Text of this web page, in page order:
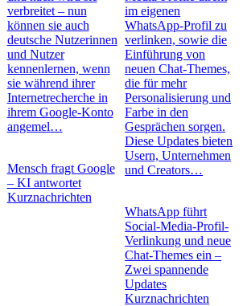
verbreitet – nun
können sie auch
deutsche Nutzerinnen
und Nutzer
kennenlernen, wenn
sie während ihrer
Internetrecherche in
ihrem Google-Konto
angemel…
Mensch fragt Google
– KI antwortet
Kurznachrichten
im eigenen
WhatsApp-Profil zu
verlinken, sowie die
Einführung von
neuen Chat-Themes,
die für mehr
Personalisierung und
Farbe in den
Gesprächen sorgen.
Diese Updates bieten
Usern, Unternehmen
und Creators…
WhatsApp führt
Social-Media-Profil-
Verlinkung und neue
Chat-Themes ein –
Zwei spannende
Updates
Kurznachrichten